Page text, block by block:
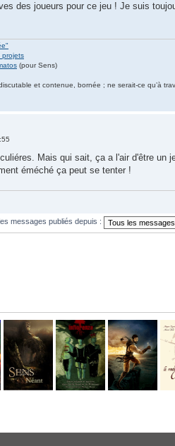
des joueurs pour ce jeu ! Je suis
projets
(pour Sens)
et contenue, bornée ; ne serait-ce qu’à
Mais qui sait, ça a l'air d'être un
éméché ça peut se tenter !
messages publiés depuis :